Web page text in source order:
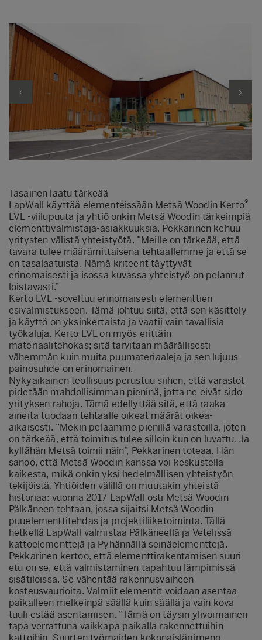
Tasainen laatu tärkeää
LapWall käyttää elementeissään Metsä Woodin Kerto®
LVL -viilupuuta ja yhtiö onkin Metsä Woodin tärkeimpiä
elementtivalmistaja-asiakkuuksia. Pekkarinen kehuu
yritysten välistä yhteistyötä. ”Meille on tärkeää, että
tavara tulee määrämittaisena tehtaallemme ja että se
on tasalaatuista. Nämä kriteerit täyttyvät
erinomaisesti ja isossa kuvassa yhteistyö on pelannut
loistavasti.”
Kerto LVL -soveltuu erinomaisesti elementtien
esivalmistukseen. Tämä johtuu siitä, että sen käsittely
ja käyttö on yksinkertaista ja vaatii vain tavallisia
työkaluja. Kerto LVL on myös erittäin
materiaalitehokas; sitä tarvitaan määrällisesti
vähemmän kuin muita puumateriaaleja ja sen lujuus-
painosuhde on erinomainen.
Nykyaikainen teollisuus perustuu siihen, että varastot
pidetään mahdollisimman pieninä, jotta ne eivät sido
yrityksen rahoja. Tämä edellyttää sitä, että raaka-
aineita tuodaan tehtaalle oikeat määrät oikea-
aikaisesti. ”Mekin pelaamme pienillä varastoilla, joten
on tärkeää, että toimitus tulee silloin kun on luvattu. Ja
kyllähän Metsä toimii näin”, Pekkarinen toteaa. Hän
sanoo, että Metsä Woodin kanssa voi keskustella
kaikesta, mikä onkin yksi hedelmällisen yhteistyön
tekijöistä. Yhtiöiden välillä on muutakin yhteistä
historiaa: vuonna 2017 LapWall osti Metsä Woodin
Pälkäneen tehtaan, jossa sijaitsi Metsä Woodin
puuelementtitehdas ja projektiliiketoiminta. Tällä
hetkellä LapWall valmistaa Pälkäneellä ja Vetelissä
kattoelementtejä ja Pyhännällä seinäelementtejä.
Pekkarinen kertoo, että elementtirakentamisen suuri
etu on se, että valmistaminen tapahtuu lämpimissä
sisätiloissa. Se vähentää rakennusvaiheen
kosteusvaurioita. Valmiit elementit voidaan asentaa
paikalleen melkeinpä säällä kuin säällä ja vain kova
tuuli estää asentamisen. ”Tämä on täysin ylivoimainen
tapa verrattuna vaikkapa paikalla rakennettuihin